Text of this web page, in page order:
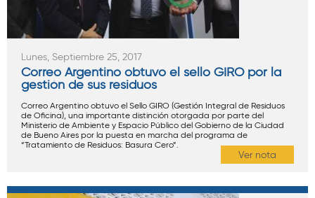
Lunes, Septiembre 25, 2017
Correo Argentino obtuvo el sello GIRO por la
gestión de sus residuos
Correo Argentino obtuvo el Sello GIRO (Gestión Integral de Residuos
de Oficina), una importante distinción otorgada por parte del
Ministerio de Ambiente y Espacio Público del Gobierno de la Ciudad
de Bueno Aires por la puesta en marcha del programa de
“Tratamiento de Residuos: Basura Cero”.
Ver nota